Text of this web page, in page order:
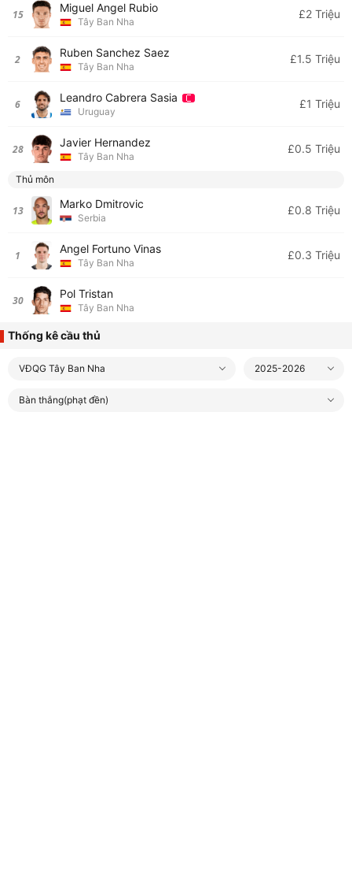
15 Miguel Angel Rubio
Tây Ban Nha
£2 Triệu
2 Ruben Sanchez Saez
Tây Ban Nha
£1.5 Triệu
6 Leandro Cabrera Sasia
Uruguay
£1 Triệu
28 Javier Hernandez
Tây Ban Nha
£0.5 Triệu
Thủ môn
13 Marko Dmitrovic
Serbia
£0.8 Triệu
1 Angel Fortuno Vinas
Tây Ban Nha
£0.3 Triệu
30 Pol Tristan
Tây Ban Nha
Thống kê cầu thủ
VĐQG Tây Ban Nha 2025-2026
Bàn thắng(phạt đền)